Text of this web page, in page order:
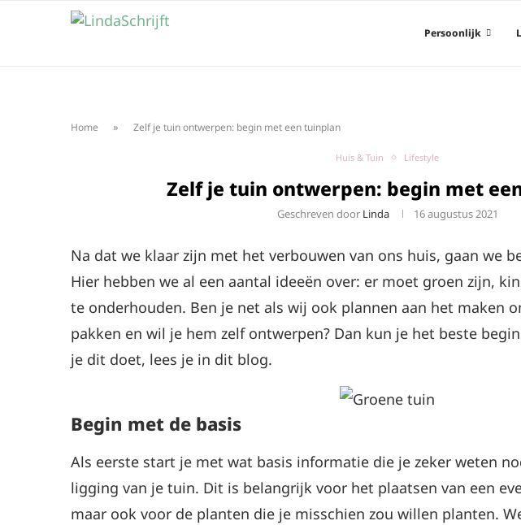
Persoonlijk
Home » Zelf je tuin ontwerpen: begin met een tuinplan
Huis & Tuin Lifestyle
Zelf je tuin ontwerpen: begin met
Geschreven door Linda 16 augustus 2021
Na dat we klaar zijn met het verbouwen van ons huis, gaan we
Hier hebben we al een aantal ideeën over: er moet groen zijn,
te onderhouden. Ben je net als wij ook plannen aan het maken
pakken en wil je hem zelf ontwerpen? Dan kun je het beste
je dit doet, lees je in dit blog.
Begin met de basis
Als eerste start je met wat basis informatie die je zeker weten
ligging van je tuin. Dit is belangrijk voor het plaatsen van een
maar ook voor de planten die je misschien zou willen planten.